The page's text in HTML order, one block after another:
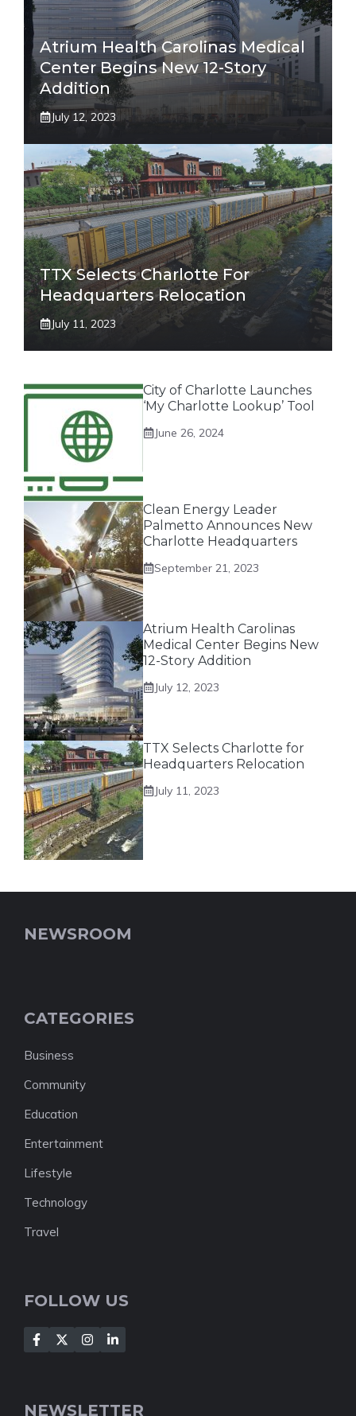
Atrium Health Carolinas Medical
Center Begins New 12-Story
Addition
July 12, 2023
TTX Selects Charlotte For
Headquarters Relocation
July 11, 2023
City of Charlotte Launches
‘My Charlotte Lookup’ Tool
June 26, 2024
Clean Energy Leader
Palmetto Announces New
Charlotte Headquarters
September 21, 2023
Atrium Health Carolinas
Medical Center Begins New
12-Story Addition
July 12, 2023
TTX Selects Charlotte for
Headquarters Relocation
July 11, 2023
NEWSROOM
CATEGORIES
Business
Community
Education
Entertainment
Lifestyle
Technology
Travel
FOLLOW US
NEWSLETTER